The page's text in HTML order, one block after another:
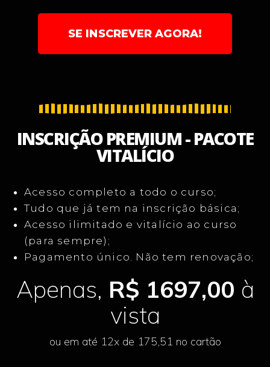
SE INSCREVER AGORA!
INSCRIÇÃO PREMIUM - PACOTE
VITALÍCIO
Acesso completo a todo o curso;
Tudo que já tem na inscrição básica;
Acesso ilimitado e vitalício ao curso
(para sempre);
Pagamento único. Não tem renovação;
Apenas, R$ 1697,00 à
vista
ou em até 12x de 175,51 no cartão